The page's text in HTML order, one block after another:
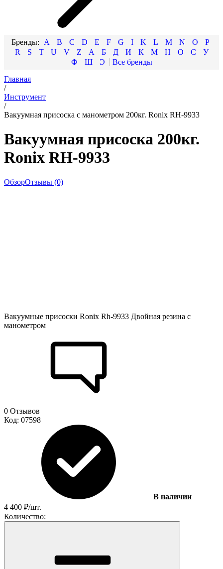
A B C D E F G I K L M N O
P
R
S T U V Z А Б Д И К М Н О С
У
Ф
Ш
Э
Главная
/
Инструмент
/
Вакуумная присоска с манометром 200кг. Ronix RH-9933
Вакуумная присоска 200кг.
Ronix RH-9933
ОбзорОтзывы (0)
Вакуумные присоски Ronix Rh-9933 Двойная резина с
манометром
0 Отзывов
Код: 07598
В наличии
4 400 ₽/шт.
Количество: